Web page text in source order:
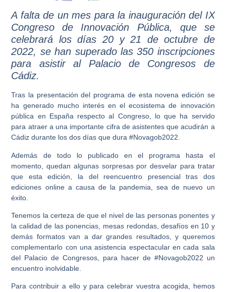
A falta de un mes para la inauguración del IX
Congreso de Innovación Pública, que se
celebrará los días 20 y 21 de octubre de
2022, se han superado las 350 inscripciones
para asistir al Palacio de Congresos de
Cádiz.
Tras la presentación del programa de esta novena edición se
ha generado mucho interés en el ecosistema de innovación
pública en España respecto al Congreso, lo que ha servido
para atraer a una importante cifra de asistentes que acudirán a
Cádiz durante los dos días que dura #Novagob2022.
Además de todo lo publicado en el programa hasta el
momento, quedan algunas sorpresas por desvelar para tratar
que esta edición, la del reencuentro presencial tras dos
ediciones online a causa de la pandemia, sea de nuevo un
éxito.
Tenemos la certeza de que el nivel de las personas ponentes y
la calidad de las ponencias, mesas redondas, desafíos en 10 y
demás formatos van a dar grandes resultados, y queremos
complementarlo con una asistencia espectacular en cada sala
del Palacio de Congresos, para hacer de #Novagob2022 un
encuentro inolvidable.
Para contribuir a ello y para celebrar vuestra acogida, hemos